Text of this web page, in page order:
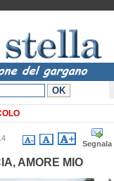
Segnala
AMORE MIO